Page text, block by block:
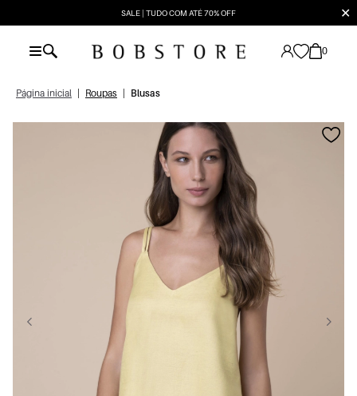
SALE | TUDO COM ATÉ 70% OFF ✕
0
Página inicial Roupas Blusas